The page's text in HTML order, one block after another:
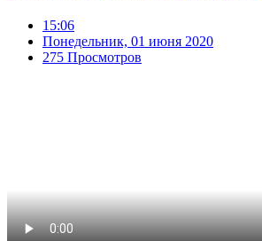
15:06
Понедельник, 01 июня 2020
275 Просмотров